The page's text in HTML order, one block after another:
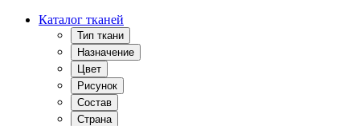
Каталог тканей
Тип ткани
Назначение
Цвет
Рисунок
Состав
Страна